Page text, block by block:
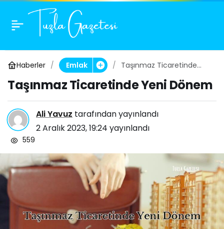
Haberler Emlak
Taşınmaz Ticaretinde
Taşınmaz Ticaretinde Yeni Dönem
Ali Yavuz tarafından yayınlandı
2 Aralık 2023, 19:24 yayınlandı
559
Taşınmaz Ticaretinde